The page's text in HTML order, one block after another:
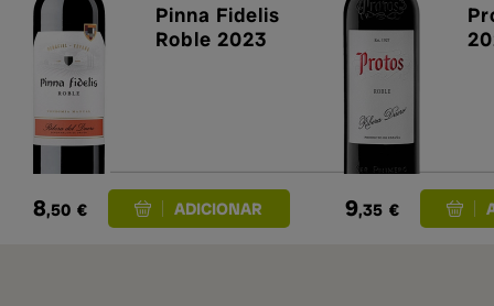
Pinna Fidelis
Roble 2023
8,50 € 9,35 €